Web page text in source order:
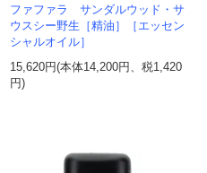
ファファラ サンダルウッド・サ
ウスシー野生［精油］［エッセン
シャルオイル］
15,620円(本体14,200円、税1,420
円)